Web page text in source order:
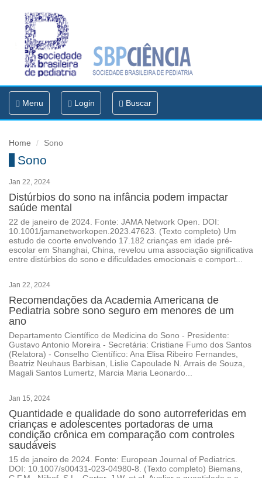
Toggle
navigation
Menu Login Buscar
Home Sono
Sono
Jan 22, 2024
Distúrbios do sono na infância podem impactar
saúde mental
22 de janeiro de 2024. Fonte: JAMA Network Open. DOI:
10.1001/jamanetworkopen.2023.47623. (Texto completo) Um
estudo de coorte envolvendo 17.182 crianças em idade pré-
escolar em Shanghai, China, revelou uma associação significativa
entre distúrbios do sono e dificuldades emocionais e comport...
Jan 22, 2024
Recomendações da Academia Americana de
Pediatria sobre sono seguro em menores de um
ano
Departamento Científico de Medicina do Sono - Presidente:
Gustavo Antonio Moreira - Secretária: Cristiane Fumo dos Santos
(Relatora) - Conselho Científico: Ana Elisa Ribeiro Fernandes,
Beatriz Neuhaus Barbisan, Lislie Capoulade N. Arrais de Souza,
Magali Santos Lumertz, Marcia Maria Leonardo...
Jan 15, 2024
Quantidade e qualidade do sono autorreferidas em
crianças e adolescentes portadoras de uma
condição crônica em comparação com controles
saudáveis
15 de janeiro de 2024. Fonte: European Journal of Pediatrics.
DOI: 10.1007/s00431-023-04980-8. (Texto completo) Biemans,